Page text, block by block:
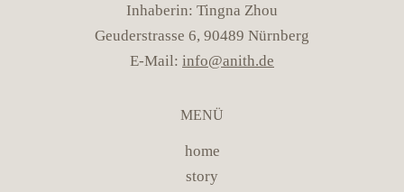
Inhaberin: Tingna Zhou
Geuderstrasse 6, 90489 Nürnberg
E-Mail: info@anith.de
MENÜ
home
story